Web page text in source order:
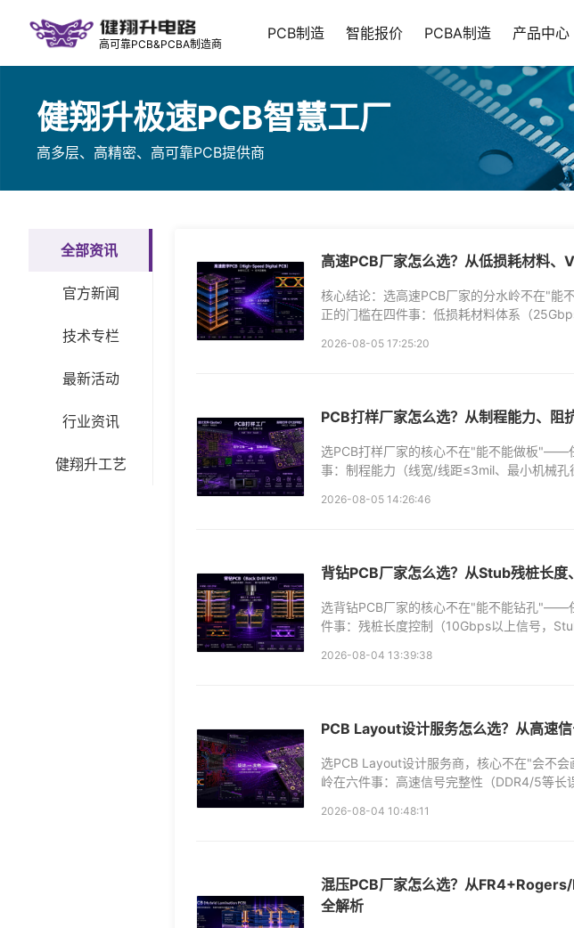
高可靠PCB&PCBA制造商
PCB制造 智能报价 PCBA制造 产品中心
健翔升极速PCB智慧工厂
高多层、高精密、高可靠PCB提供商
全部资讯
官方新闻
技术专栏
最新活动
行业资讯
健翔升工艺
高速PCB厂家怎么选？从低损耗材料、
核心结论：选高速PCB厂家的分水岭不在"
正的门槛在四件事：低损耗材料体系（
2026-08-05 17:25:20
PCB打样厂家怎么选？从制程能力、阻
选PCB打样厂家的核心不在"能不能做板"——
事：制程能力（线宽/线距≤3mil、最小机械
2026-08-05 14:26:46
背钻PCB厂家怎么选？从Stub残桩长
选背钻PCB厂家的核心不在"能不能钻孔"——
件事：残桩长度控制（10Gbps以上信号，
2026-08-04 13:39:38
PCB Layout设计服务怎么选？从高速
选PCB Layout设计服务商，核心不在"会不
岭在六件事：高速信号完整性（DDR4/5等
2026-08-04 10:48:11
混压PCB厂家怎么选？从
全解析